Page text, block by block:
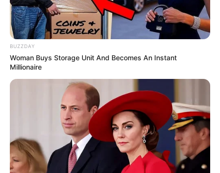
BUZZDAY
Woman Buys Storage Unit And Becomes An Instant
Millionaire